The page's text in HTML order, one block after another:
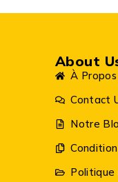
About
À
Contact
Notre